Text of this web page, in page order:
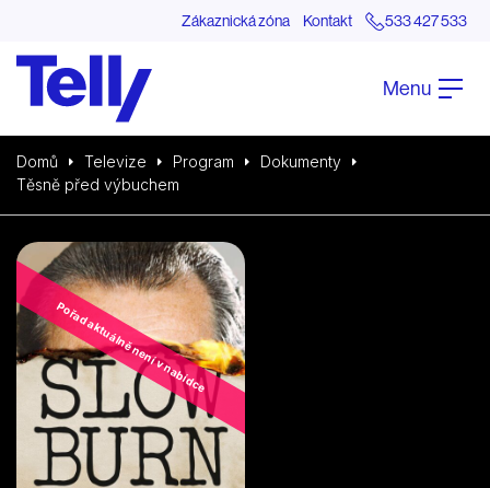
Zákaznická zóna Kontakt 533 427 533
Menu
Domů Televize Program
Dokumenty
Těsně před výbuchem
Pořad aktuálně není v nabídce